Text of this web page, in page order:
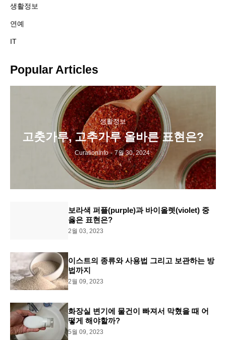
생활정보
연예
IT
Popular Articles
생활정보
고춧가루, 고추가루 올바른 표현은?
CurationInfo - 7월 30, 2024
보라색 퍼플(purple)과 바이올렛(violet) 중
옳은 표현은?
2월 03, 2023
이스트의 종류와 사용법 그리고 보관하는 방
법까지
2월 09, 2023
화장실 변기에 물건이 빠져서 막혔을 때 어
떻게 해야할까?
5월 09, 2023